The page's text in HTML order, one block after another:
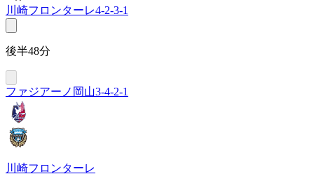
川崎フロンターレ4-2-3-1
後半48分
ファジアーノ岡山3-4-2-1
川崎フロンターレ